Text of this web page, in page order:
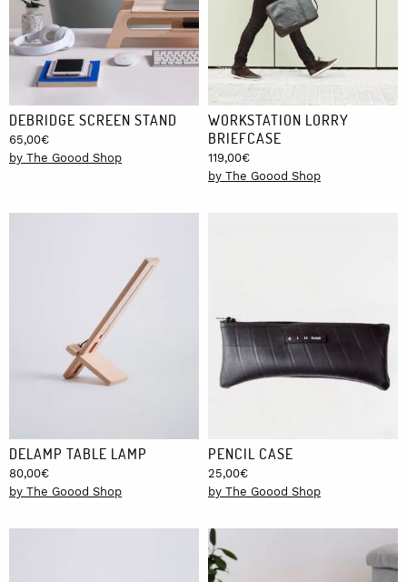
DEBRIDGE SCREEN STAND
65,00€
by The Goood Shop
WORKSTATION LORRY
BRIEFCASE
119,00€
by The Goood Shop
DELAMP TABLE LAMP
80,00€
by The Goood Shop
PENCIL CASE
25,00€
by The Goood Shop